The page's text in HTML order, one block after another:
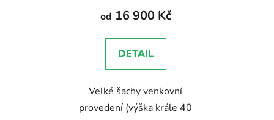
produktu
5,0
z
hvězdiček.
od 16 900 Kč
DETAIL
Velké šachy venkovní
provedení (výška krále 40